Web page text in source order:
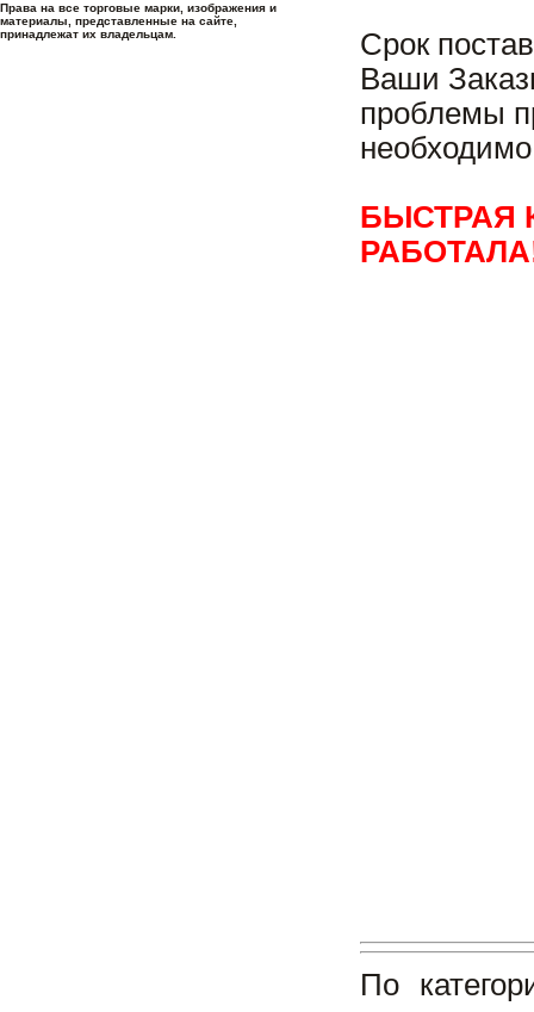
Права на все торговые марки, изображения и
материалы, представленные на сайте,
принадлежат их владельцам.
Срок
Ваши
проблемы
БЫСТРАЯ
По